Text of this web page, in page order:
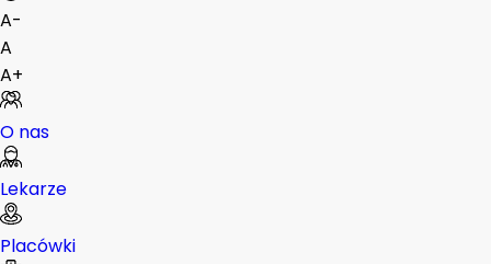
A-
A
A+
O nas
Lekarze
Placówki